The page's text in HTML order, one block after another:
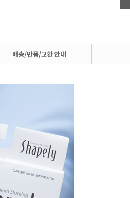
배송/반품/교환 안내